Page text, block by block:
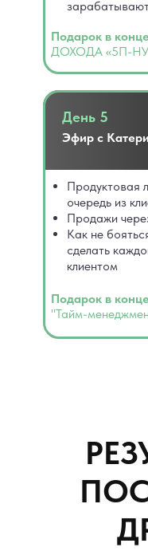
Подарок в
ДОХОДА «5П-
День 5
Эфир с
Подарок в
"Тайм-
Продуктовая
очередь из
Продажи
Как не
сделать
клиентом